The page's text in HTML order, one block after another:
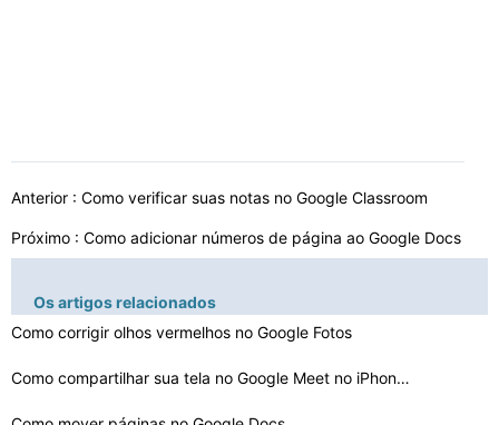
Anterior : Como verificar suas notas no Google Classroom
Próximo : Como adicionar números de página ao Google Docs
Os artigos relacionados
Como corrigir olhos vermelhos no Google Fotos
Como compartilhar sua tela no Google Meet no iPhone e i…